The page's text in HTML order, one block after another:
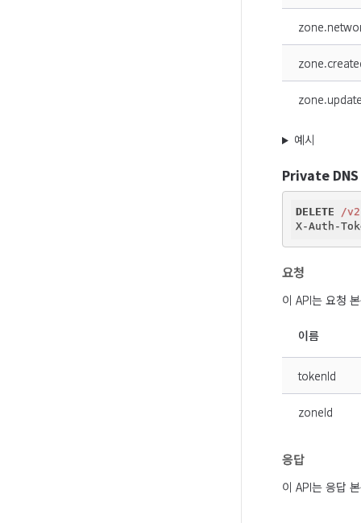
예시
Private DNS
DELETE /
요청
이 API는 요청
이름
tokenId
zoneId
응답
이 API는 응답